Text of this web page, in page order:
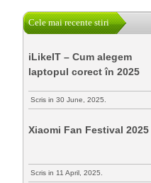
Cele mai recente stiri
iLikeIT – Cum alegem
laptopul corect în 2025
Scris in 30 June, 2025.
Xiaomi Fan Festival 2025
Scris in 11 April, 2025.